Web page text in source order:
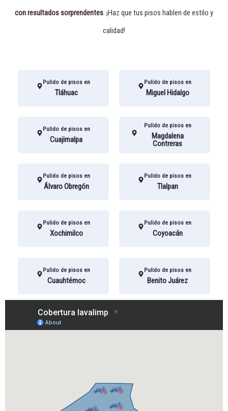
con resultados sorprendentes . ¡Haz que tus pisos hablen de estilo y
calidad!
Pulido de pisos en
Tláhuac
Pulido de pisos en
Miguel Hidalgo
Pulido de pisos en
Cuajimalpa
Pulido de pisos en
Magdalena
Contreras
Pulido de pisos en
Álvaro Obregón
Pulido de pisos en
Tlalpan
Pulido de pisos en
Xochimilco
Pulido de pisos en
Coyoacán
Pulido de pisos en
Cuauhtémoc
Pulido de pisos en
Benito Juárez